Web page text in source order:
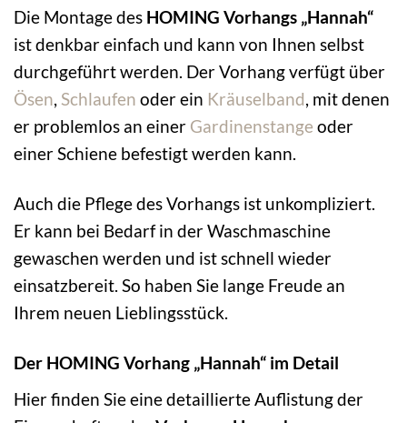
Die Montage des HOMING Vorhangs „Hannah“
ist denkbar einfach und kann von Ihnen selbst
durchgeführt werden. Der Vorhang verfügt über
Ösen, Schlaufen oder ein Kräuselband, mit denen
er problemlos an einer Gardinenstange oder
einer Schiene befestigt werden kann.
Auch die Pflege des Vorhangs ist unkompliziert.
Er kann bei Bedarf in der Waschmaschine
gewaschen werden und ist schnell wieder
einsatzbereit. So haben Sie lange Freude an
Ihrem neuen Lieblingsstück.
Der HOMING Vorhang „Hannah“ im Detail
Hier finden Sie eine detaillierte Auflistung der